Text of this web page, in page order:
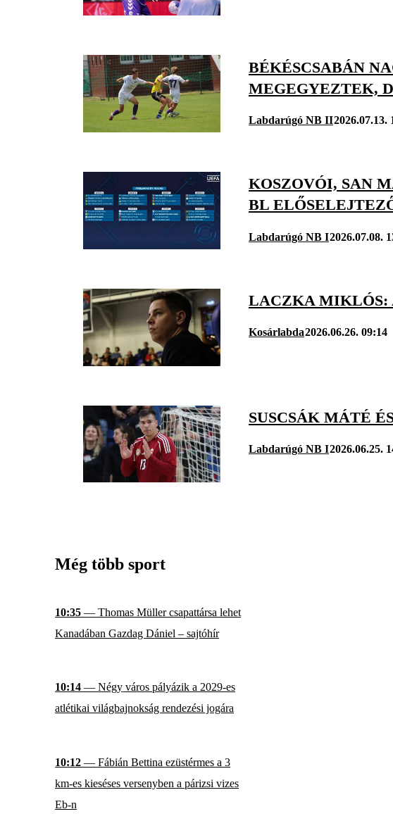
BÉKÉSCSABÁN
MEGEGYEZTEK,
Labdarúgó NB II2026.07.13.
KOSZOVÓI, SAN
BL
Labdarúgó NB I2026.07.08.
LACZKA MIKLÓS:
Kosárlabda2026.06.26. 09:14
SUSCSÁK MÁTÉ
Labdarúgó NB I2026.06.25.
Még több sport
10:35 — Thomas Müller csapattársa lehet
Kanadában Gazdag Dániel – sajtóhír
10:14 — Négy város pályázik a 2029-es
atlétikai világbajnokság rendezési jogára
10:12 — Fábián Bettina ezüstérmes a 3
km-es kieséses versenyben a párizsi vizes
Eb-n